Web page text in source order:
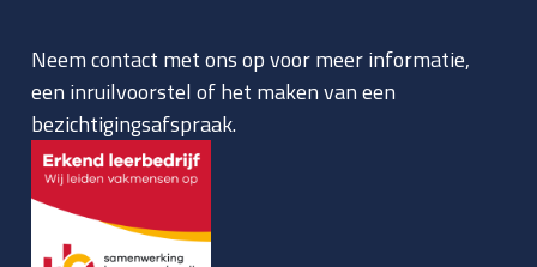
Neem contact met ons op voor meer informatie,
een inruilvoorstel of het maken van een
bezichtigingsafspraak.